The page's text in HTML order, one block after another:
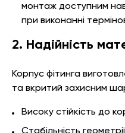
монтаж доступним
при виконанні
2. Надійність
Корпус фітинга
та вкритий захисним
Високу стійкість до